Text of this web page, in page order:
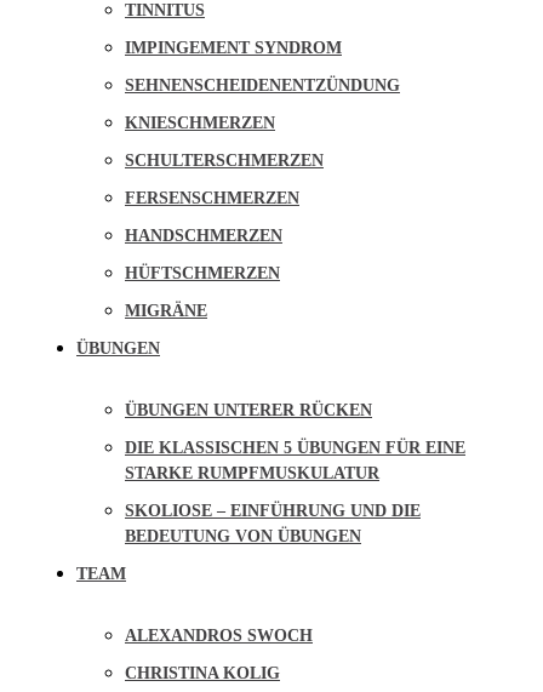
TINNITUS
IMPINGEMENT SYNDROM
SEHNENSCHEIDENENTZÜNDUNG
KNIESCHMERZEN
SCHULTERSCHMERZEN
FERSENSCHMERZEN
HANDSCHMERZEN
HÜFTSCHMERZEN
MIGRÄNE
ÜBUNGEN
ÜBUNGEN UNTERER RÜCKEN
DIE KLASSISCHEN 5 ÜBUNGEN FÜR EINE
STARKE RUMPFMUSKULATUR
SKOLIOSE – EINFÜHRUNG UND DIE
BEDEUTUNG VON ÜBUNGEN
TEAM
ALEXANDROS SWOCH
CHRISTINA KOLIG